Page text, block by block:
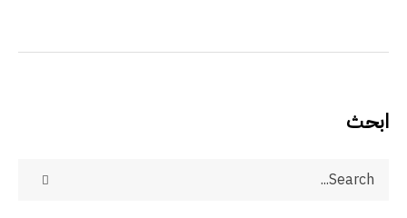
ابحث